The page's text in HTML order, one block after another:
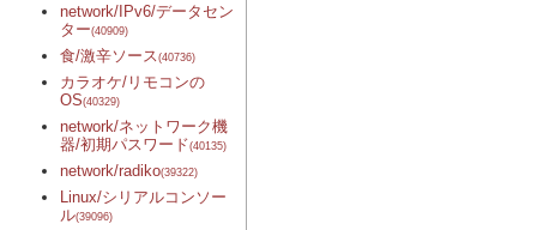
network/IPv6/データセン
ター(40909)
食/激辛ソース (40736)
カラオケ/リモコンの
OS(40329)
network/ネットワーク機
器/初期パスワード(40135)
network/radiko(39322)
Linux/シリアルコンソー
ル(39096)